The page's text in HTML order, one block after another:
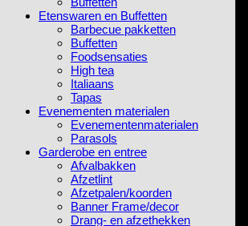
Etenswaren en Buffetten
Barbecue pakketten
Buffetten
Foodsensaties
High tea
Italiaans
Tapas
Evenementen materialen
Evenementenmaterialen
Parasols
Garderobe en entree
Afvalbakken
Afzetlint
Afzetpalen/koorden
Banner Frame/decor
Drang- en afzethekken